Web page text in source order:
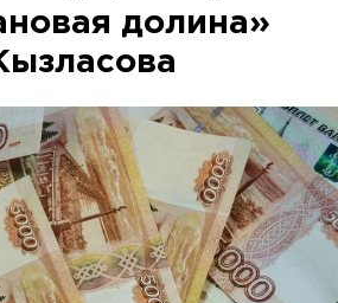
долина»